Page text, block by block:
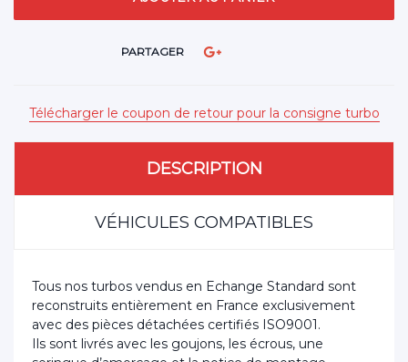
PARTAGER
Télécharger le coupon de retour pour la consigne turbo
DESCRIPTION
VÉHICULES COMPATIBLES
Tous nos turbos vendus en Echange Standard sont
reconstruits entièrement en France exclusivement
avec des pièces détachées certifiés ISO9001.
Ils sont livrés avec les goujons, les écrous, une